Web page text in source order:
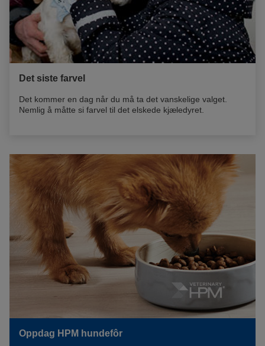
Det siste farvel
Det kommer en dag når du må ta det vanskelige valget.
Nemlig å måtte si farvel til det elskede kjæledyret.
Oppdag HPM hundefôr